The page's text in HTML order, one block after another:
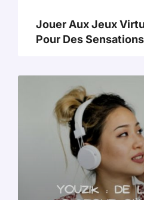
Jouer Aux Jeux
Pour Des